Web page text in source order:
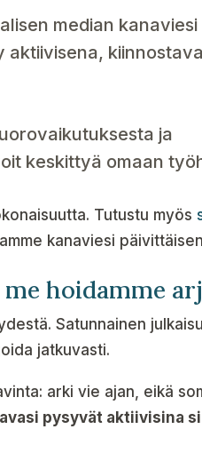
median
aktiivisena,
ja
keskittyä omaan
Tutustu myös
kanaviesi
hoidamme
Satunnainen
jatkuvasti.
arki vie ajan, eikä
pysyvät aktiivisina